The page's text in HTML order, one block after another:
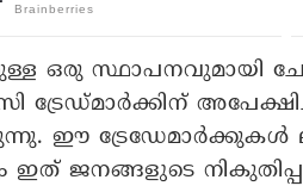
ഒരു സ്ഥാപനവുമായി
ഈ ട്രേഡേമാര്‍ക്കുകള്‍
ഇത് ജനങ്ങളുടെ